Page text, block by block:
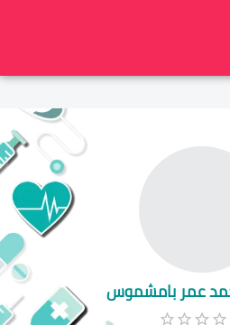
عمر بامشموس